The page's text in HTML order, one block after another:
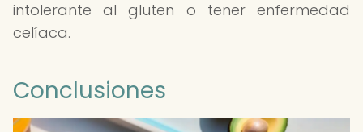
intolerante al gluten o tener enfermedad
celíaca.
Conclusiones